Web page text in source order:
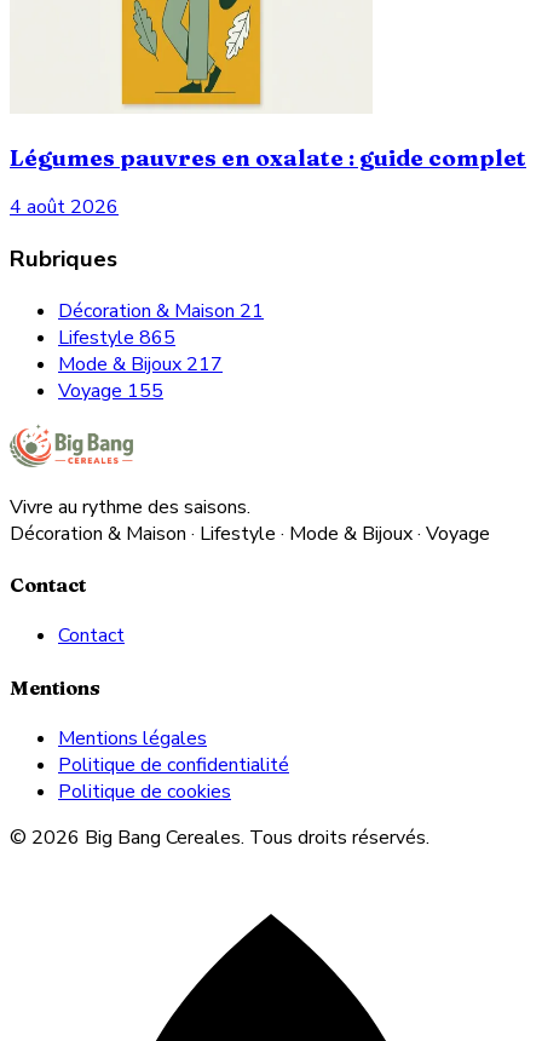
Légumes pauvres en oxalate : guide complet
4 août 2026
Rubriques
Décoration & Maison 21
Lifestyle 865
Mode & Bijoux 217
Voyage 155
Vivre au rythme des saisons.
Décoration & Maison · Lifestyle · Mode & Bijoux · Voyage
Contact
Contact
Mentions
Mentions légales
Politique de confidentialité
Politique de cookies
© 2026 Big Bang Cereales. Tous droits réservés.